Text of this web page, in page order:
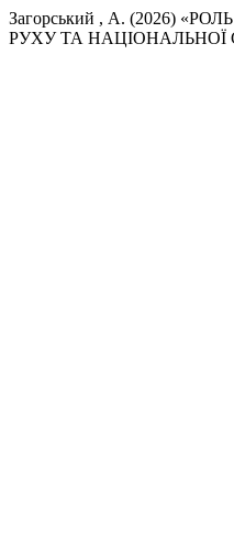
Загорський , А. (2026)
РУХУ ТА НАЦІОНАЛЬНОЇ